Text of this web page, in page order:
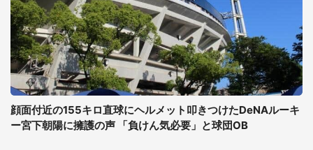
顔面付近の155キロ直球にヘルメット叩きつけたDeNAルーキ
ー宮下朝陽に擁護の声 「負けん気必要」と球団OB